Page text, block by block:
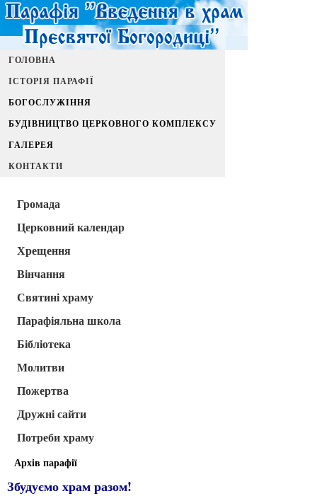
ГОЛОВНА
ІСТОРІЯ ПАРАФІЇ
БОГОСЛУЖІННЯ
БУДІВНИЦТВО ЦЕРКОВНОГО КОМПЛЕКСУ
ГАЛЕРЕЯ
КОНТАКТИ
Громада
Церковний календар
Хрещення
Вінчання
Святині храму
Парафіяльна школа
Бібліотека
Молитви
Пожертва
Дружні сайти
Потреби храму
Архів парафії
Збудуємо храм разом!